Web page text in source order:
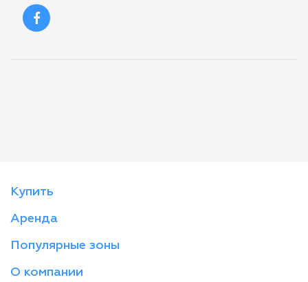
Купить
Аренда
Популярные зоны
О компании